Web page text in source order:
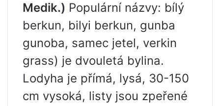
Medik.) Populární názvy: bílý
berkun, bilyi berkun, gunba
gunoba, samec jetel, verkin
grass) je dvouletá bylina.
Lodyha je přímá, lysá, 30-150
cm vysoká, listy jsou zpeřené